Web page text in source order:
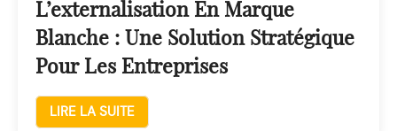
L’externalisation En Marque
Blanche : Une Solution Stratégique
Pour Les Entreprises
LIRE LA SUITE